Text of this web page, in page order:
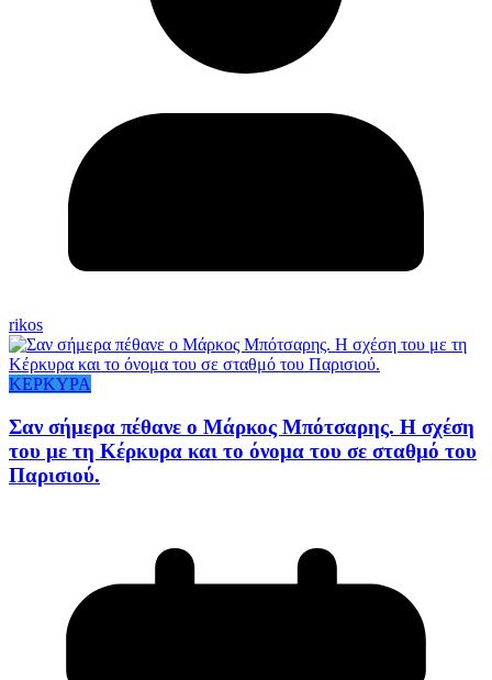
rikos
ΚΕΡΚΥΡΑ
Σαν σήμερα πέθανε ο Μάρκος Μπότσαρης. Η σχέση
του με τη Κέρκυρα και το όνομα του σε σταθμό του
Παρισιού.